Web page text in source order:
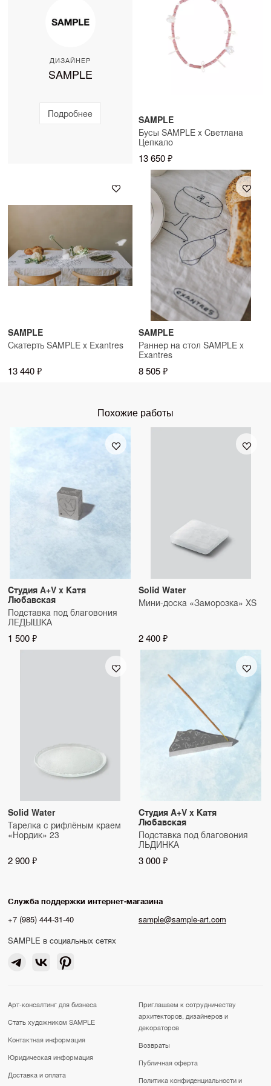
ДИЗАЙНЕР
SAMPLE
Подробнее
SAMPLE
Бусы SAMPLE x Светлана
Цепкало
13 650 ₽
SAMPLE
Скатерть SAMPLE x Exantres
13 440 ₽
SAMPLE
Раннер на стол SAMPLE x
Exantres
8 505 ₽
Похожие работы
Студия A+V x Катя
Любавская
Подставка под благовония
ЛЕДЫШКА
1 500 ₽
Solid Water
Мини-доска «Заморозка» XS
2 400 ₽
Solid Water
Тарелка с рифлёным краем
«Нордик» 23
2 900 ₽
Студия A+V x Катя
Любавская
Подставка под благовония
ЛЬДИНКА
3 000 ₽
Служба поддержки интернет-магазина
+7 (985) 444-31-40
sample@sample-art.com
SAMPLE в социальных сетях
Арт-консалтинг для бизнеса
Стать художником SAMPLE
Контактная информация
Юридическая информация
Доставка и оплата
Приглашаем к сотрудничеству
архитекторов, дизайнеров и
декораторов
Возвраты
Публичная оферта
Политика конфиденциальности и